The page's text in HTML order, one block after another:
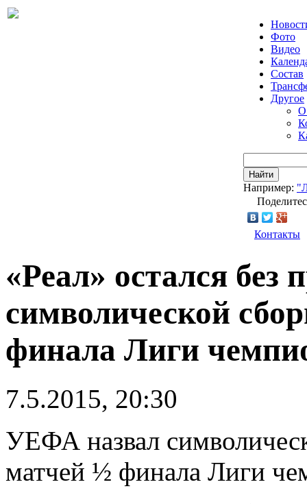
Фото
Видео
Состав
Другое
О
Найти
Например:
Контакты
«Реал» остался без
символической
финала Лиги
7.5.2015, 20:30
УЕФА назвал
матчей ½ финала Лиги